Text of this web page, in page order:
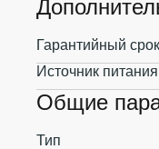
Гарантийный срок
Источник
Общие
Тип